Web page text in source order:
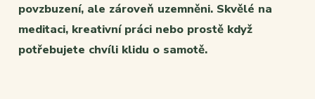
povzbuzení, ale zároveň uzemněni. Skvělé na
meditaci, kreativní práci nebo prostě když
potřebujete chvíli klidu o samotě.